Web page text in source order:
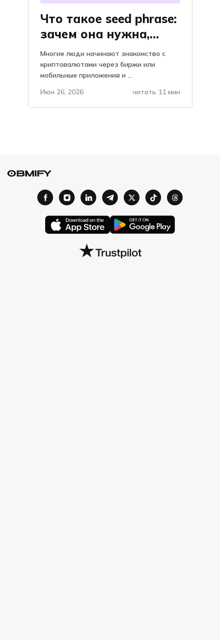
Что такое seed phrase:
зачем она нужна,
объяснение и
важность, почему
нельзя хранить в
telegram?
Многие люди начинают знакомство с
криптовалютами через биржи или
мобильные приложения и ...
Июн 26, 2026
читать 11 мин